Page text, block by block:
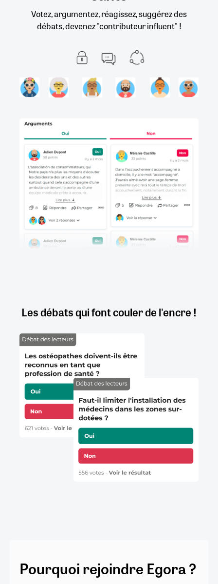
Votez, argumentez, réagissez, suggérez des
débats, devenez "contributeur influent" !
Les débats qui font couler de l'encre !
Pourquoi rejoindre Egora ?